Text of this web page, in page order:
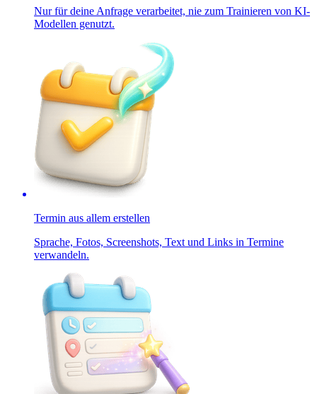
Nur für deine Anfrage verarbeitet, nie zum Trainieren von KI-
Modellen genutzt.
Termin aus allem erstellen
Sprache, Fotos, Screenshots, Text und Links in Termine
verwandeln.